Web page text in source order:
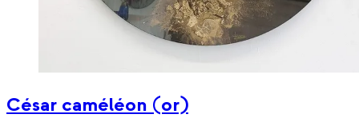
César caméléon (or)